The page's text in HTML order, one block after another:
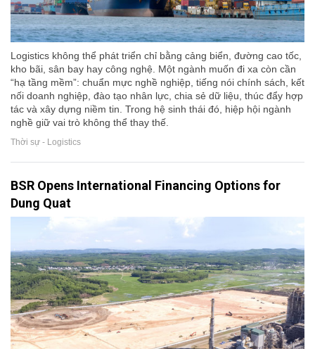
Logistics không thể phát triển chỉ bằng cảng biển, đường cao tốc,
kho bãi, sân bay hay công nghệ. Một ngành muốn đi xa còn cần
“hạ tầng mềm”: chuẩn mực nghề nghiệp, tiếng nói chính sách, kết
nối doanh nghiệp, đào tạo nhân lực, chia sẻ dữ liệu, thúc đẩy hợp
tác và xây dựng niềm tin. Trong hệ sinh thái đó, hiệp hội ngành
nghề giữ vai trò không thể thay thế.
Thời sự - Logistics
BSR Opens International Financing Options for
Dung Quat